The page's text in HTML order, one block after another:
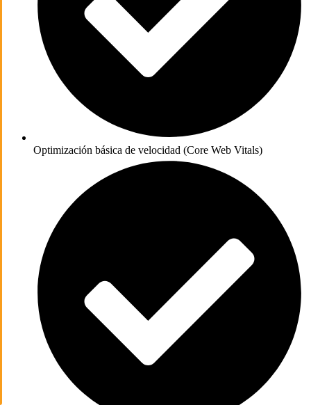
Optimización básica de velocidad (Core Web Vitals)